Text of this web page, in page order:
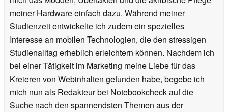
meiner Hardware einfach dazu. Während meiner
Studienzeit entwickelte ich zudem ein spezielles
Interesse an mobilen Technologien, die den stressigen
Studienalltag erheblich erleichtern können. Nachdem ich
bei einer Tätigkeit im Marketing meine Liebe für das
Kreieren von Webinhalten gefunden habe, begebe ich
mich nun als Redakteur bei Notebookcheck auf die
Suche nach den spannendsten Themen aus der